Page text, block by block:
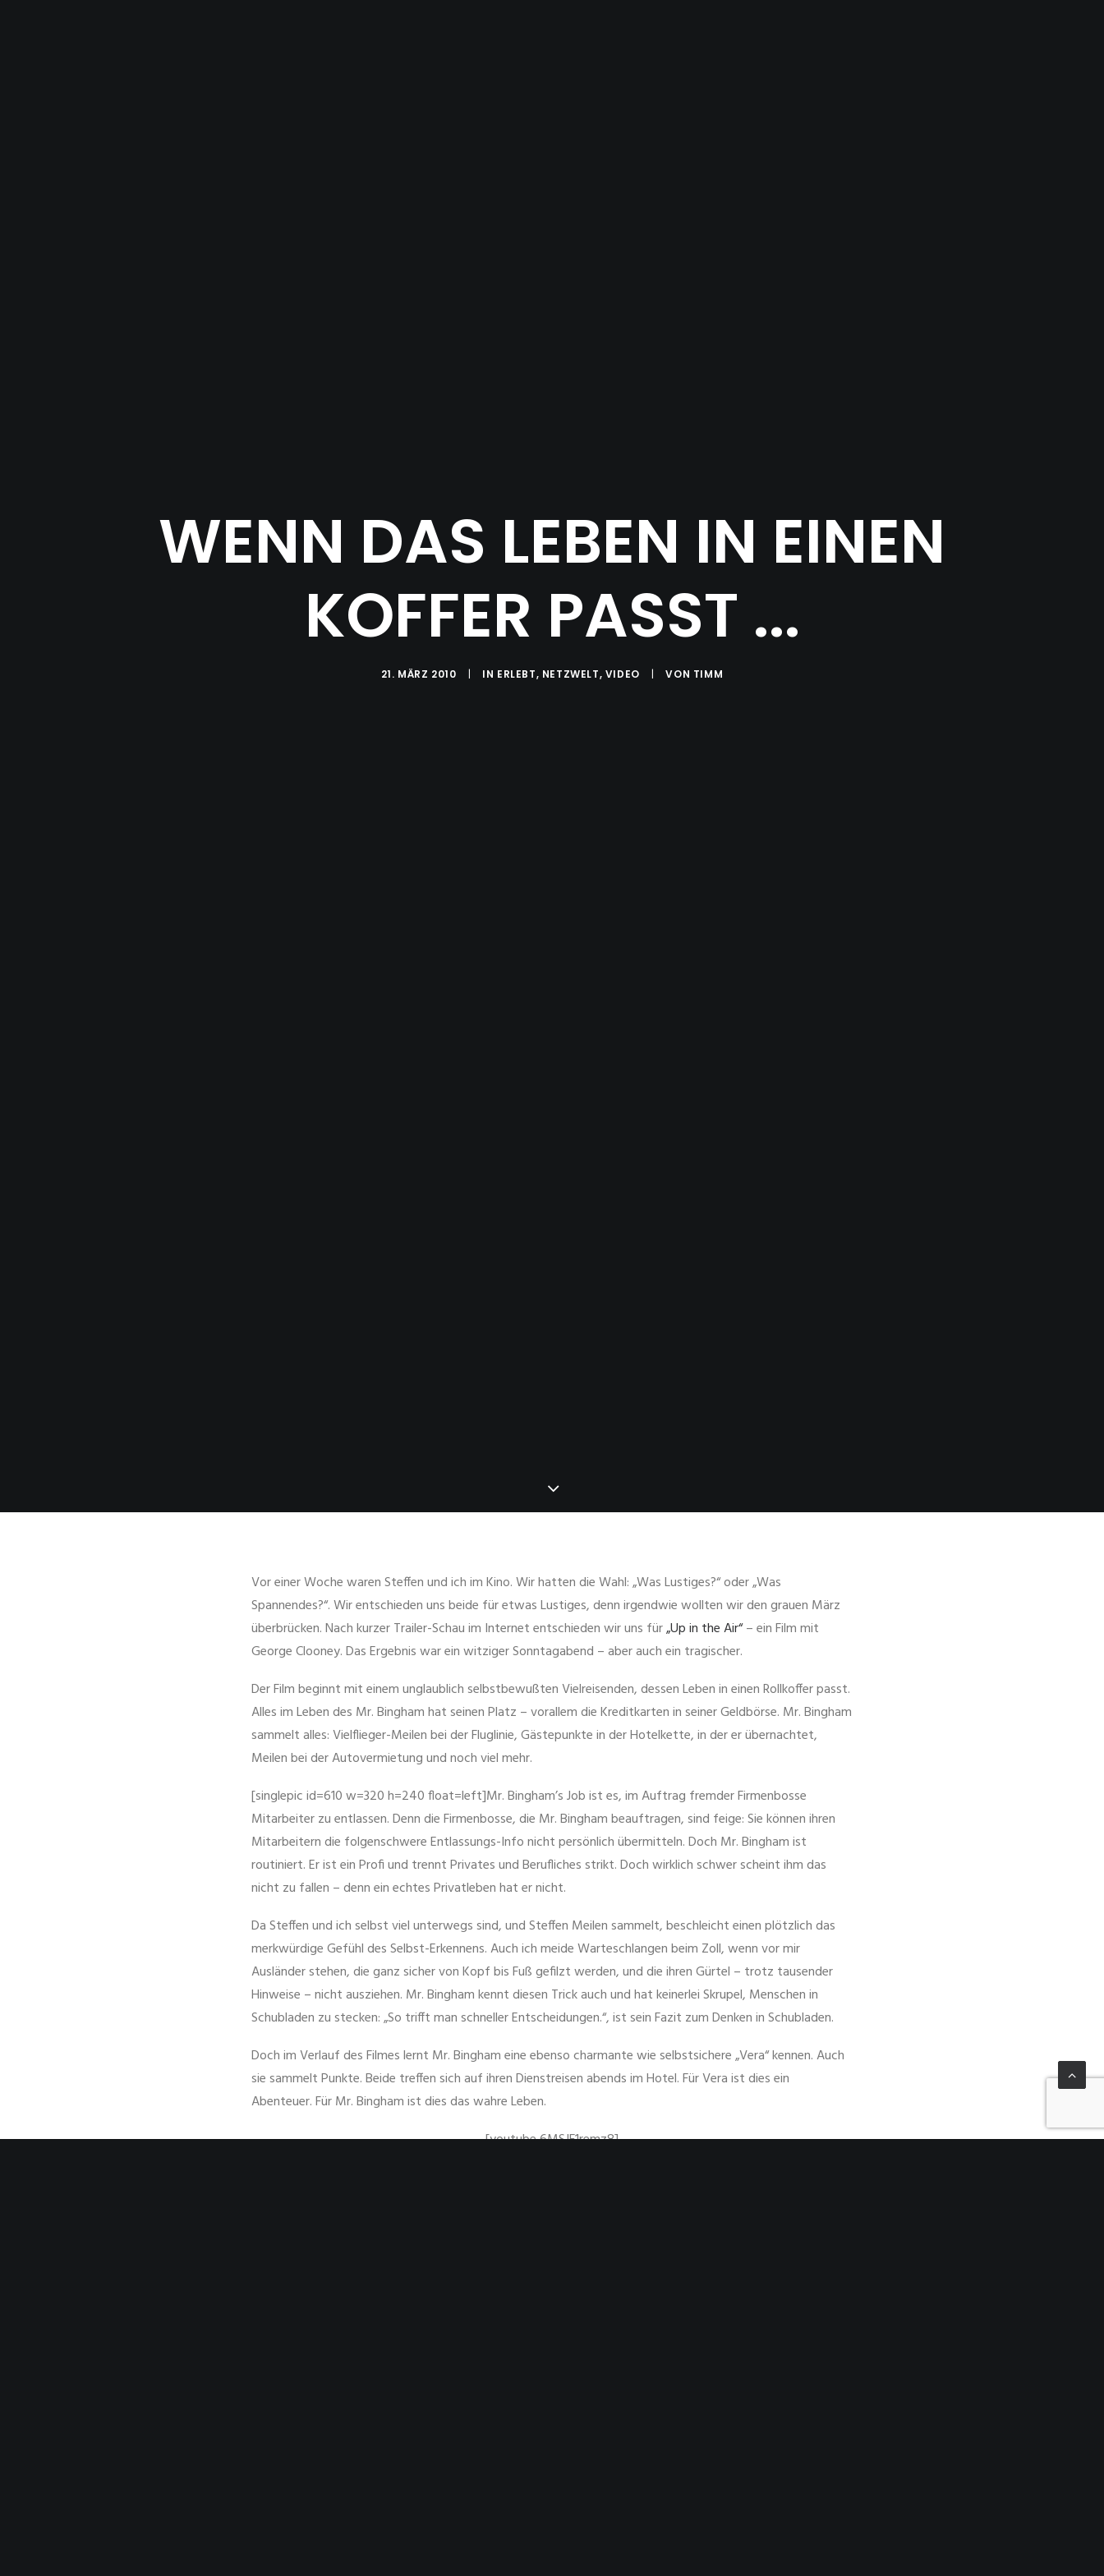
WENN DAS LEBEN IN EINEN
KOFFER PASST ...
21. MÄRZ 2010 | IN ERLEBT, NETZWELT, VIDEO | VON TIMM
Vor einer Woche waren Steffen und ich im Kino. Wir hatten die Wahl: „Was Lustiges?“ oder „Was
Spannendes?“. Wir entschieden uns beide für etwas Lustiges, denn irgendwie wollten wir den grauen März
überbrücken. Nach kurzer Trailer-Schau im Internet entschieden wir uns für„Up in the Air“– ein Film mit
George Clooney. Das Ergebnis war ein witziger Sonntagabend – aber auch ein tragischer.
Der Film beginnt mit einem unglaublich selbstbewußten Vielreisenden, dessen Leben in einen Rollkoffer passt.
Alles im Leben des Mr. Bingham hat seinen Platz – vorallem die Kreditkarten in seiner Geldbörse. Mr. Bingham
sammelt alles: Vielflieger-Meilen bei der Fluglinie, Gästepunkte in der Hotelkette, in der er übernachtet,
Meilen bei der Autovermietung und noch viel mehr.
[singlepic id=610 w=320 h=240 float=left]Mr. Bingham’s Job ist es, im Auftrag fremder Firmenbosse
Mitarbeiter zu entlassen. Denn die Firmenbosse, die Mr. Bingham beauftragen, sind feige: Sie können ihren
Mitarbeitern die folgenschwere Entlassungs-Info nicht persönlich übermitteln. Doch Mr. Bingham ist
routiniert. Er ist ein Profi und trennt Privates und Berufliches strikt. Doch wirklich schwer scheint ihm das
nicht zu fallen – denn ein echtes Privatleben hat er nicht.
Da Steffen und ich selbst viel unterwegs sind, und Steffen Meilen sammelt, beschleicht einen plötzlich das
merkwürdige Gefühl des Selbst-Erkennens. Auch ich meide Warteschlangen beim Zoll, wenn vor mir
Ausländer stehen, die ganz sicher von Kopf bis Fuß gefilzt werden, und die ihren Gürtel – trotz tausender
Hinweise – nicht ausziehen. Mr. Bingham kennt diesen Trick auch und hat keinerlei Skrupel, Menschen in
Schubladen zu stecken: „So trifft man schneller Entscheidungen.“, ist sein Fazit zum Denken in Schubladen.
Doch im Verlauf des Filmes lernt Mr. Bingham eine ebenso charmante wie selbstsichere „Vera“ kennen. Auch
sie sammelt Punkte. Beide treffen sich auf ihren Dienstreisen abends im Hotel. Für Vera ist dies ein
Abenteuer. Für Mr. Bingham ist dies das wahre Leben.
[youtube 6MSJF1remz8]